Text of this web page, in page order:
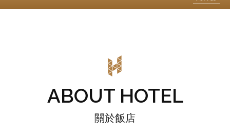
ABOUT HOTEL
關於飯店